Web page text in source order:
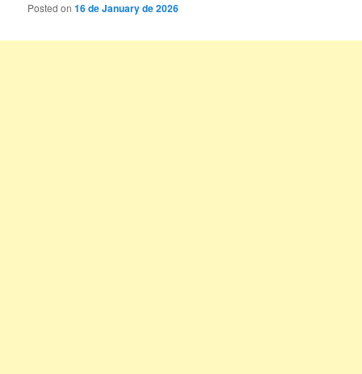
Posted on16 de January de 2026